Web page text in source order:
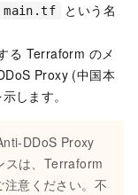
main.tf
という名
る Terraform のメ
Proxy (中国本
します。
DDoS Proxy
スは、Terraform
意ください。不